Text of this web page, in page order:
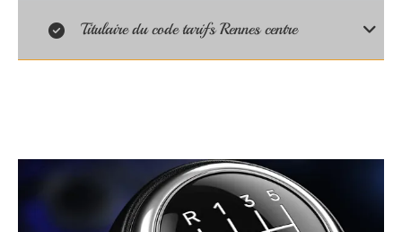
Titulaire du code tarifs Rennes centre